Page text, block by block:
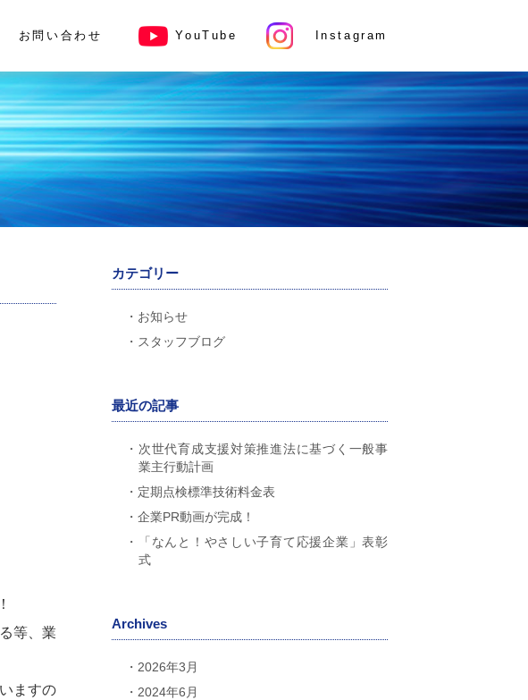
お問い合わせ YouTube Instagram
等、業
ますの
カテゴリー
お知らせ
スタッフブログ
最近の記事
次世代育成支援対策推進法に基づく一般事
業主行動計画
定期点検標準技術料金表
企業PR動画が完成！
「なんと！やさしい子育て応援企業」表彰
式
Archives
2026年3月
2024年6月